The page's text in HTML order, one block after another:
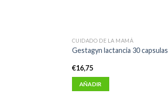
CUIDADO DE LA MAMÁ
Gestagyn lactancia 30 capsulas
€16,75
AÑADIR